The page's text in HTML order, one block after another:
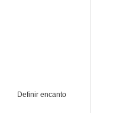
Definir encanto